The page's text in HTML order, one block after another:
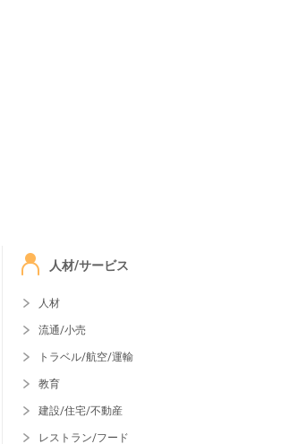
人材/サービス
人材
流通/小売
トラベル/航空/運輸
教育
建設/住宅/不動産
レストラン/フード